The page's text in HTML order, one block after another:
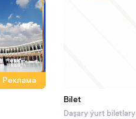
Реклама
Bilet
Daşary ýurt biletlary